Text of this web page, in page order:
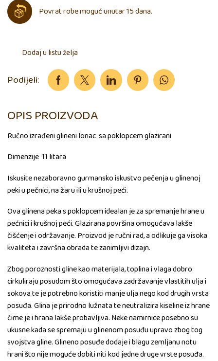
Povrat robe moguć unutar 15 dana.
Dodaj u listu želja
Podijeli:
OPIS PROIZVODA
Ručno izrađeni glineni lonac sa poklopcem glazirani
Dimenzije 11 litara
Iskusite nezaboravno gurmansko iskustvo pečenja u glinenoj
peki u pečnici, na žaru ili u krušnoj peći.
Ova glinena peka s poklopcem idealan je za spremanje hrane u
pećnici i krušnoj peći. Glazirana površina omogućava lakše
čišćenje i održavanje. Proizvod je ručni rad, a odlikuje ga visoka
kvaliteta i završna obrada te zanimljivi dizajn.
Zbog poroznosti gline kao materijala, toplina i vlaga dobro
cirkuliraju posudom što omogućava zadržavanje vlastitih ulja i
sokova te je potrebno koristiti manje ulja nego kod drugih vrsta
posuđa. Glina je prirodno lužnata te neutralizira kiseline iz hrane
čime je i hrana lakše probavljiva. Neke namirnice posebno su
ukusne kada se spremaju u glinenom posuđu upravo zbog tog
svojstva gline. Glineno posuđe dodaje i blagu zemljanu notu
hrani što nije moguće dobiti niti kod jedne druge vrste posuđa.